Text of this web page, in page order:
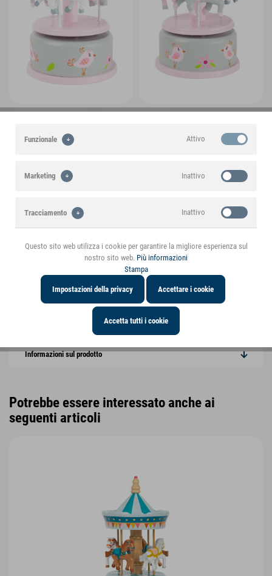
Un prodotto di marca small foot
In evidenza
Caratteristiche del prodotto
Informazioni sul prodotto
Potrebbe essere interessato anche ai
seguenti articoli
Funzionale Attivo
Marketing Inattivo
Tracciamento Inattivo
Questo sito web utilizza i cookie per garantire la migliore esperienza sul
nostro sito web. Più informazioni
Stampa
Impostazioni della privacy Accettare i cookie
Accetta tutti i cookie